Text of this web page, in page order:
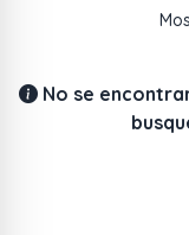
No se